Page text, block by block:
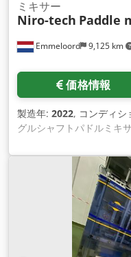
ンは、荷物の積み下ろし
のスロープのもう一つの
ン）。 ✅ タラップの電動
ットから操作可能。 ✅ 両
続できない場合の高さ調
あらゆる条件下での作業
では以下のバリエーショ
- 2000 cm、2150 cm、
ン、15トン、20トン、
ランプの厚さ3～5cm。
動式スロープ。
Emmeloord 9,125 km
ミキサー
Niro-tech Paddle
価格情報
製造年: 2022, コンディシ
グルシャフトパドルミキ
150は、ステンレス製で
可能です。シングルミキ
ール パネルが装備され
回転を供給します。/min
トルで、110kgの肉を充
度に傾けることでアンロ
容量200リットルの標準
に適応しています。 機